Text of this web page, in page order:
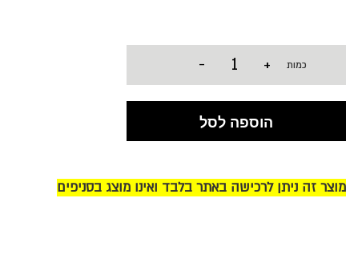
כמות +
-
הוספה לסל
מוצר זה ניתן לרכישה באתר בלבד ואינו מוצג בסניפים